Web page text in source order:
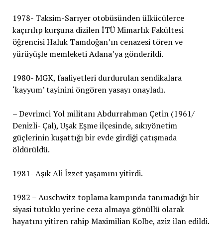
1978- Taksim-Sarıyer otobüsünden ülkücülerce
kaçırılıp kurşuna dizilen İTÜ Mimarlık Fakültesi
öğrencisi Haluk Tamdoğan’ın cenazesi tören ve
yürüyüşle memleketi Adana’ya gönderildi.
1980- MGK, faaliyetleri durdurulan sendikalara
‘kayyum’ tayinini öngören yasayı onayladı.
– Devrimci Yol militanı Abdurrahman Çetin (1961/
Denizli- Çal), Uşak Eşme ilçesinde, sıkıyönetim
güçlerinin kuşattığı bir evde girdiği çatışmada
öldürüldü.
1981- Aşık Ali İzzet yaşamını yitirdi.
1982 – Auschwitz toplama kampında tanımadığı bir
siyasi tutuklu yerine ceza almaya gönüllü olarak
hayatını yitiren rahip Maximilian Kolbe, aziz ilan edildi.